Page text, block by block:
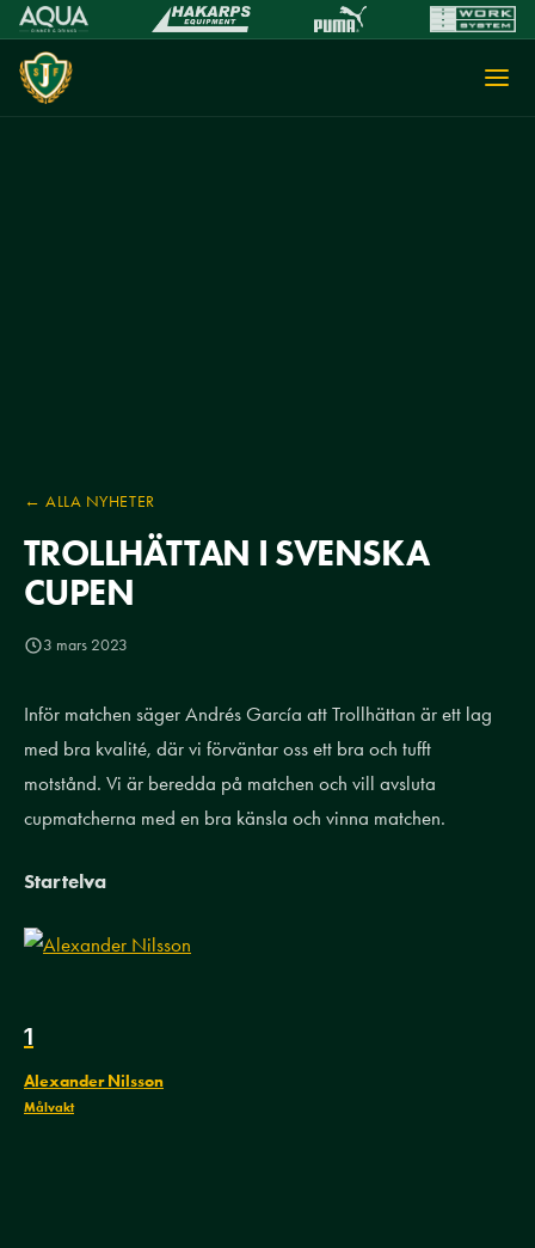
← ALLA NYHETER
TROLLHÄTTAN I SVENSKA
CUPEN
3 mars 2023
Inför matchen säger Andrés García att Trollhättan är ett lag
med bra kvalité, där vi förväntar oss ett bra och tufft
motstånd. Vi är beredda på matchen och vill avsluta
cupmatcherna med en bra känsla och vinna matchen.
Startelva
1
Alexander Nilsson
Målvakt